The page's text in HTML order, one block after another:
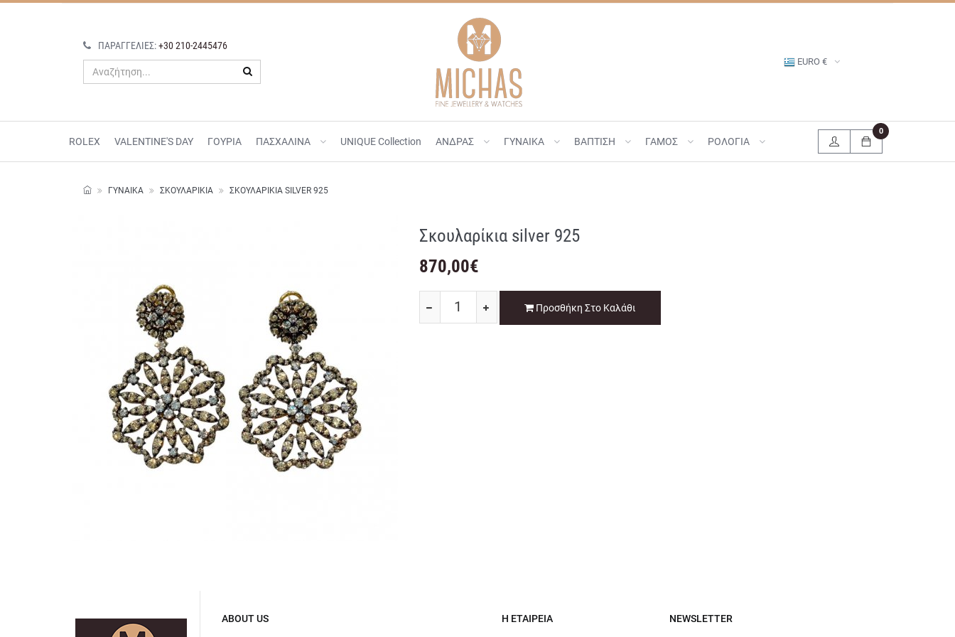
EURO €
ΠΑΡΑΓΓΕΛΊΕΣ:+30 210-2445476
ROLEX VALENTINE'S DAY ΓΟΥΡΙΑ ΠΑΣΧΑΛΙΝΑ UNIQUE Collection ΑΝΔΡΑΣ ΓΥΝΑΙΚΑ ΒΑΠΤΙΣΗ ΓΑΜΟΣ ΡΟΛΟΓΙΑ
0
ΓΥΝΑΙΚΑ ΣΚΟΥΛΑΡΊΚΙΑ ΣΚΟΥΛΑΡΊΚΙΑ SILVER 925
Σκουλαρίκια silver 925
870,00€
Προσθήκη Στο Καλάθι
ABOUT US Η ΕΤΑΙΡΕΊΑ NEWSLETTER